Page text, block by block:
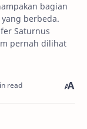
bagian
berbeda.
Saturnus
pernah dilihat
read